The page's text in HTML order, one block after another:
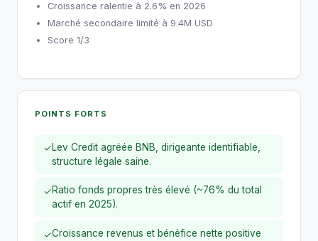
Croissance ralentie à 2.6% en 2026
Marché secondaire limité à 9.4M USD
Score 1/3
POINTS FORTS
✓Lev Credit agréée BNB, dirigeante identifiable,
structure légale saine.
✓Ratio fonds propres très élevé (~76% du total
actif en 2025).
✓Croissance revenus et bénéfice nette positive